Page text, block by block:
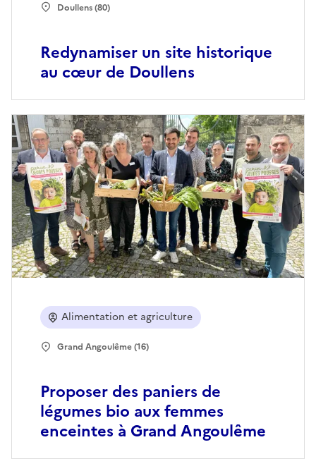
Redynamiser un site historique
au cœur de Doullens
Doullens (80)
Proposer des paniers de
légumes bio aux femmes
enceintes à Grand Angoulême
Alimentation et agriculture
Grand Angoulême (16)